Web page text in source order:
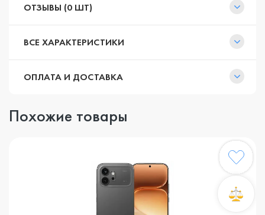
ОТЗЫВЫ (0 ШТ)
ВСЕ ХАРАКТЕРИСТИКИ
ОПЛАТА И ДОСТАВКА
Похожие товары